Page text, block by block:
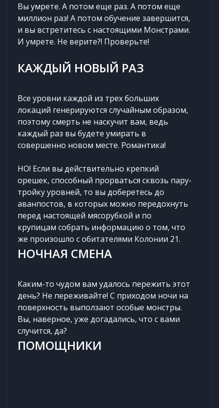
Вы умрете. А потом еще раз. А потом еще
миллион раз! А потом обучение завершится,
и вы встретитесь с настоящими Монстрами.
И умрете. Не верите?! Проверьте!
КАЖДЫЙ НОВЫЙ РАЗ
Все уровни каждой из трех больших
локаций генерируются случайным образом,
поэтому смерть не наскучит вам, ведь
каждый раз вы будете умирать в
совершенно новом месте. Романтика!
НО! Если вы действительно крепкий
орешек, способный прорваться сквозь пару-
тройку уровней, то вы доберетесь до
аванпостов, в которых можно передохнуть
перед настоящей мясорубкой и по
крупицам собрать информацию о том, что
же произошло с обитателями Колонии 21.
НОЧНАЯ СМЕНА
Каким-то чудом вам удалось пережить этот
день? Не переживайте! С приходом ночи на
поверхность выползают особые монстры.
Вы, наверное, уже догадались, что с вами
случится, да?
ПОМОЩНИКИ